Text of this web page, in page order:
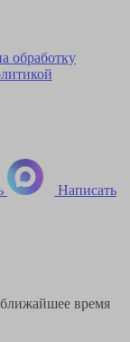
обработку
Написать
время